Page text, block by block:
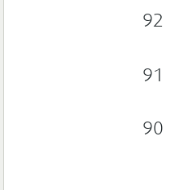
92
91
90